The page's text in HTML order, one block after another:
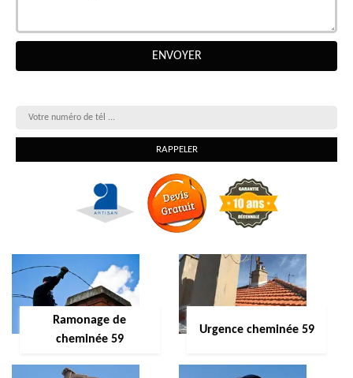
Ramonage de
cheminée 59
Urgence cheminée 59